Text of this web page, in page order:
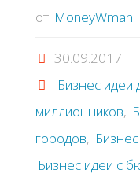
от MoneyWman
30.09.2017
Бизнес идеи
миллионников,
городов,
Бизнес идеи с